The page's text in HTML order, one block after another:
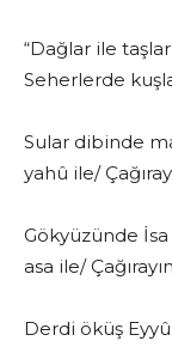
“Dağlar ile
Seherlerde
Sular dibinde
yahû ile/
Gökyüzünde
asa ile/
Derdi öküş